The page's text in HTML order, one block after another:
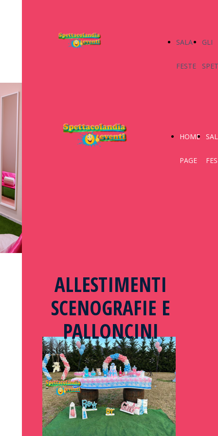
SALA
FESTE
GLI
HOME
PAGE
ALLESTIMENTI
SCENOGRAFIE E
PALLONCINI